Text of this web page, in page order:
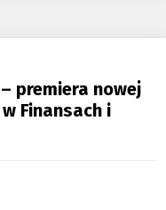
premiera nowej
Finansach i